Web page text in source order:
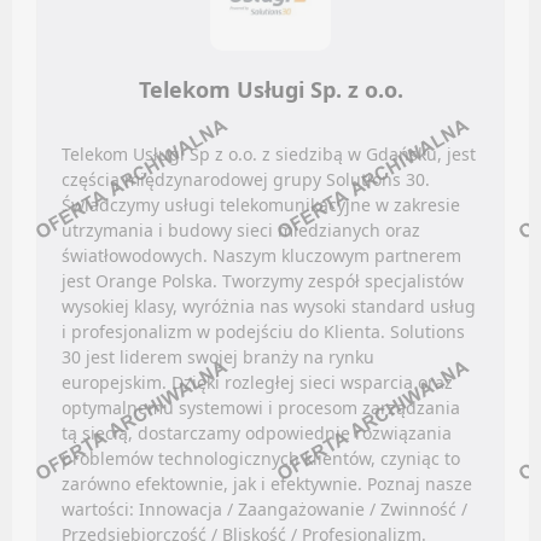
SPORT / REKREACJA
Oferty pracy
Kanały social media
Newsletter
TELEKOMUNIKACJA
Oferty pracy
Kanały social media
Newsletter
TURYSTYKA
KSIĘGOWOŚĆ FUNDUSZY
Facebook
LinkedIn
Discord
Kanały kategorii
Kanały ogólne
Newsletter
LOTNICTWO / PORT LOTNICZY
Facebook
LinkedIn
Telekom Usługi Sp. z o.o.
Telekom Usługi Sp z o.o. z siedzibą w Gdańsku, jest
częścią międzynarodowej grupy Solutions 30.
Świadczymy usługi telekomunikacyjne w zakresie
utrzymania i budowy sieci miedzianych oraz
światłowodowych. Naszym kluczowym partnerem
jest Orange Polska. Tworzymy zespół specjalistów
wysokiej klasy, wyróżnia nas wysoki standard usług
i profesjonalizm w podejściu do Klienta. Solutions
30 jest liderem swojej branży na rynku
europejskim. Dzięki rozległej sieci wsparcia oraz
optymalnemu systemowi i procesom zarządzania
tą siecią, dostarczamy odpowiednie rozwiązania
problemów technologicznych klientów, czyniąc to
zarówno efektownie, jak i efektywnie. Poznaj nasze
wartości: Innowacja / Zaangażowanie / Zwinność /
Przedsiębiorczość / Bliskość / Profesjonalizm.